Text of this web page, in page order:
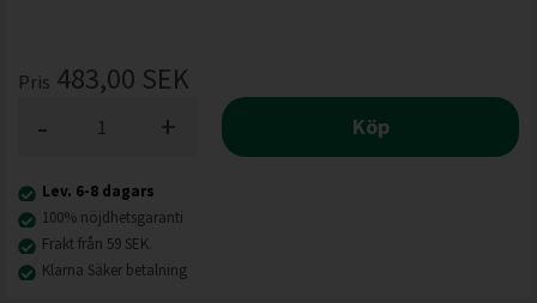
Pris 483,00 SEK
+
- Köp
Lev. 6-8 dagars
100% nöjdhetsgaranti
Frakt från 59 SEK.
Klarna Säker betalning